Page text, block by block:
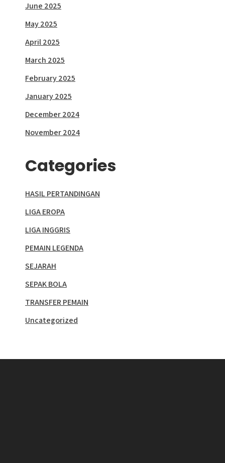
June 2025
May 2025
April 2025
March 2025
February 2025
January 2025
December 2024
November 2024
Categories
HASIL PERTANDINGAN
LIGA EROPA
LIGA INGGRIS
PEMAIN LEGENDA
SEJARAH
SEPAK BOLA
TRANSFER PEMAIN
Uncategorized